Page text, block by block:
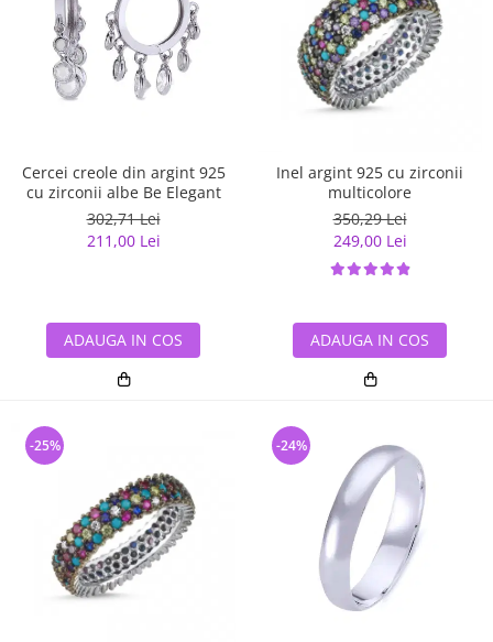
Cercei creole din argint 925
cu zirconii albe Be Elegant
302,71 Lei
211,00 Lei
ADAUGA IN COS
Inel argint 925 cu zirconii
multicolore
350,29 Lei
249,00 Lei
ADAUGA IN COS
-25% -24%